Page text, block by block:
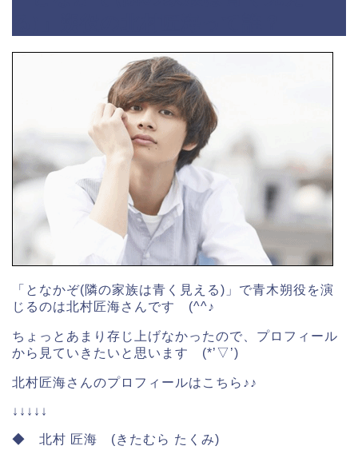
「となかぞ(隣の家族は青く見える)」で青木朔役を演
じるのは北村匠海さんです (^^♪
ちょっとあまり存じ上げなかったので、プロフィール
から見ていきたいと思います (*’▽’)
北村匠海さんのプロフィールはこちら♪♪
↓↓↓↓↓
◆ 北村 匠海 (きたむら たくみ)